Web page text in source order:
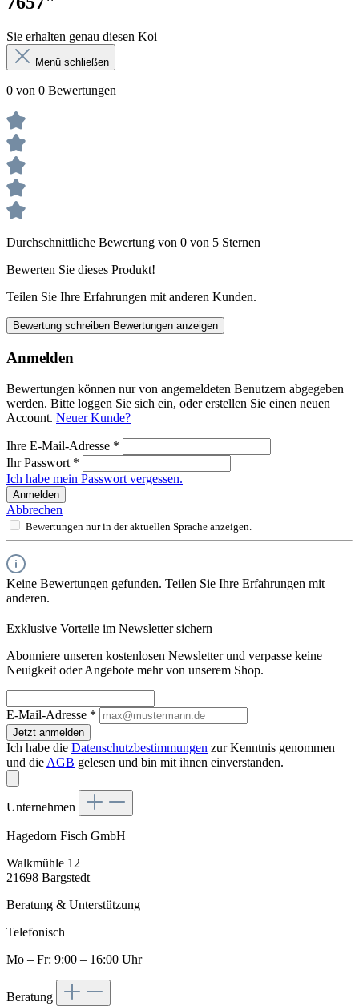
Sie erhalten genau diesen Koi
Menü schließen
0 von 0 Bewertungen
Durchschnittliche Bewertung von 0 von 5 Sternen
Bewerten Sie dieses Produkt!
Teilen Sie Ihre Erfahrungen mit anderen Kunden.
Bewertung schreiben Bewertungen anzeigen
Anmelden
Bewertungen können nur von angemeldeten Benutzern abgegeben
werden. Bitte loggen Sie sich ein, oder erstellen Sie einen neuen
Account. Neuer Kunde?
Ihre E-Mail-Adresse *
Ihr Passwort *
Ich habe mein Passwort vergessen.
Anmelden
Abbrechen
Bewertungen nur in der aktuellen Sprache anzeigen.
Keine Bewertungen gefunden. Teilen Sie Ihre Erfahrungen mit
anderen.
Exklusive Vorteile im Newsletter sichern
Abonniere unseren kostenlosen Newsletter und verpasse keine
Neuigkeit oder Angebote mehr von unserem Shop.
E-Mail-Adresse *
Jetzt anmelden
Ich habe die Datenschutzbestimmungen zur Kenntnis genommen
und die AGB gelesen und bin mit ihnen einverstanden.
Unternehmen
Hagedorn Fisch GmbH
Walkmühle 12
21698 Bargstedt
Beratung & Unterstützung
Telefonisch
Mo – Fr: 9:00 – 16:00 Uhr
Beratung